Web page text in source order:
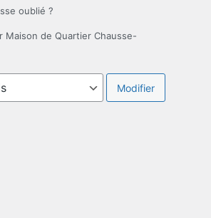
oublié ?
Maison de Quartier Chausse-